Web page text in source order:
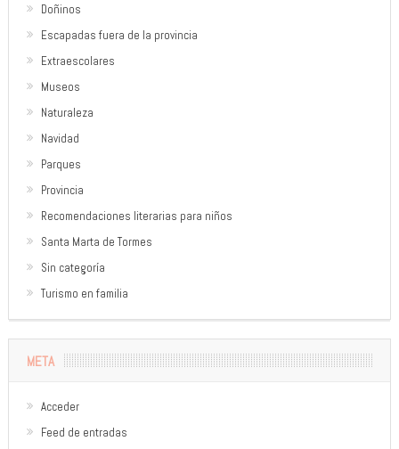
Doñinos
Escapadas fuera de la provincia
Extraescolares
Museos
Naturaleza
Navidad
Parques
Provincia
Recomendaciones literarias para niños
Santa Marta de Tormes
Sin categoría
Turismo en familia
META
Acceder
Feed de entradas